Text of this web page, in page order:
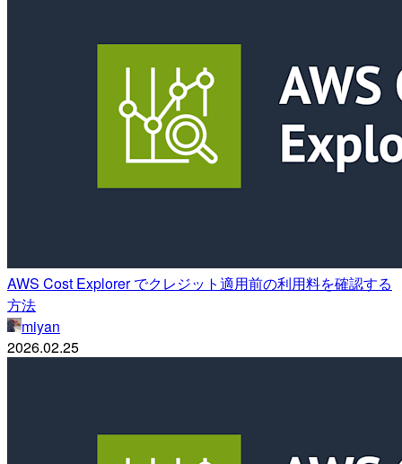
AWS Cost Explorer でクレジット適用前の利用料を確認する
方法
miyan
2026.02.25